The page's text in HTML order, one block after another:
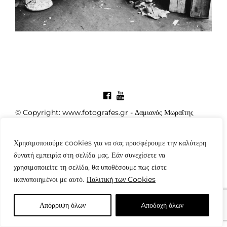
Χρησιμοποιούμε cookies για να σας προσφέρουμε την καλύτερη
δυνατή εμπειρία στη σελίδα μας. Εάν συνεχίσετε να
χρησιμοποιείτε τη σελίδα, θα υποθέσουμε πως είστε
ικανοποιημένοι με αυτό. Πολιτική των Cookies
Απόρριψη όλων Aποδοχή όλων
© Copyright: www.fotografes.gr - Δαμιανός Μωραΐτης